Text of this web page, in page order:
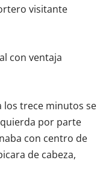
visitante
con ventaja
los trece minutos se
por parte
con centro de
de cabeza,